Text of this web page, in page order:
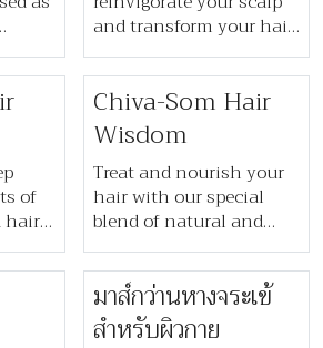
น decrease cravings and
stabilise the appetite.
We
a
of
and transform your hair
to a new level of beauty.
This nourishing hair
treatment will also leave
your hair shiny, light
and soft to the touch.
of
hair
our
Chiva-Som Hair
Wisdom
Treat and nourish your
hair with our special
blend of natural and
non-chemical
ingredients. Your hair
will look naturally
smooth and shiny with
​​มาส์กว่านหางจระเข้
สำหรับผิวกาย​